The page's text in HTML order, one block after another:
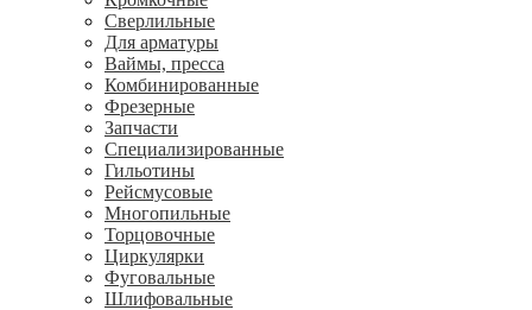
Сверлильные
Для арматуры
Ваймы, пресса
Комбинированные
Фрезерные
Запчасти
Специализированные
Гильотины
Рейсмусовые
Многопильные
Торцовочные
Циркулярки
Фуговальные
Шлифовальные